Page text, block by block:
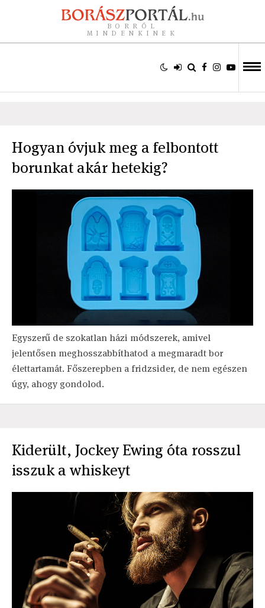
BORRÓL
MINDENKINEK
Hogyan óvjuk meg a felbontott
borunkat akár hetekig?
Egyszerű de szokatlan házi módszerek, amivel
jelentősen meghosszabbíthatod a megmaradt bor
élettartamát. Főszerepben a fridzsider, de nem egészen
úgy, ahogy gondolod.
Kiderült, Jockey Ewing óta rosszul
isszuk a whiskeyt